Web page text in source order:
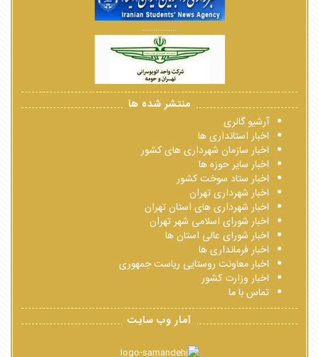
................
منتشر شده ها
آرشیو گالری
اخبار استانداری ها
اخبار سازمان شهرداری های کشور
اخبار سایر حوزه ها
اخبار ستاد سوخت کشور
اخبار شهرداری تهران
اخبار شهرداری های استان تهران
اخبار شورای اسلامی شهر تهران
اخبار شورای عالی استان ها
اخبار فرمانداری ها
اخبار معاونت روستایی ریاست جمهوری
اخبار وزارت کشور
تماس با ما
آمار وب سایت